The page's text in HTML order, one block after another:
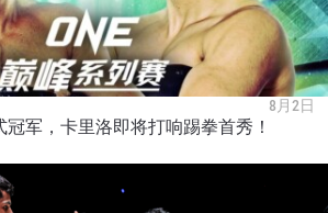
8月2日
军，卡里洛即将打响踢拳首秀！